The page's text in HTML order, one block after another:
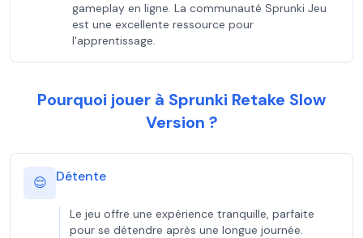
gameplay en ligne. La communauté Sprunki Jeu
est une excellente ressource pour
l'apprentissage.
Pourquoi jouer à Sprunki Retake Slow
Version ?
😌 Détente
Le jeu offre une expérience tranquille, parfaite
pour se détendre après une longue journée.